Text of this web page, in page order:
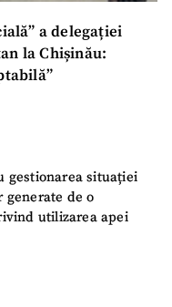
a delegației
la Chișinău:
gestionarea situației
generate de o
utilizarea apei